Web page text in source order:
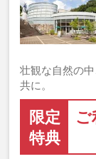
壮観な自然の
共に。
限定
特典